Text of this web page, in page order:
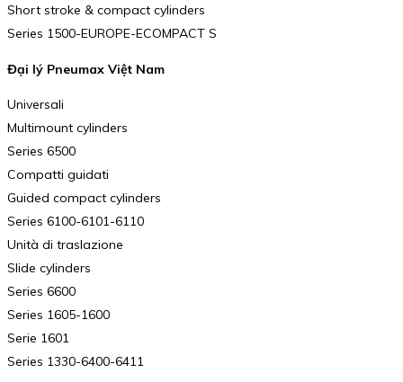
Short stroke & compact cylinders
Series 1500-EUROPE-ECOMPACT S
Đại lý Pneumax Việt Nam
Universali
Multimount cylinders
Series 6500
Compatti guidati
Guided compact cylinders
Series 6100-6101-6110
Unità di traslazione
Slide cylinders
Series 6600
Series 1605-1600
Serie 1601
Series 1330-6400-6411